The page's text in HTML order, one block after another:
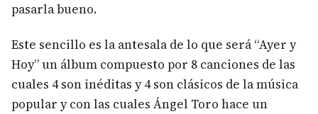
pasarla bueno.
Este sencillo es la antesala de lo que será “Ayer y
Hoy” un álbum compuesto por 8 canciones de las
cuales 4 son inéditas y 4 son clásicos de la música
popular y con las cuales Ángel Toro hace un